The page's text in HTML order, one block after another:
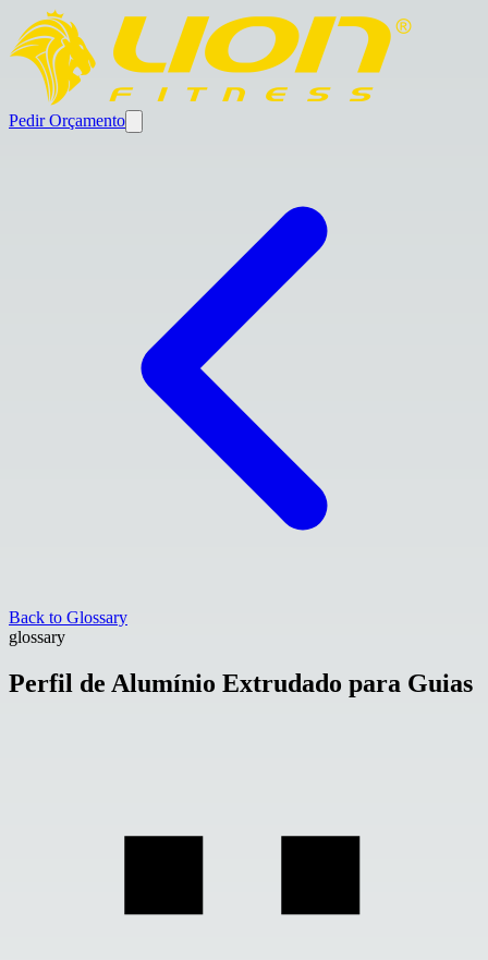
Pedir Orçamento
Back to Glossary
glossary
Perfil de Alumínio Extrudado para Guias